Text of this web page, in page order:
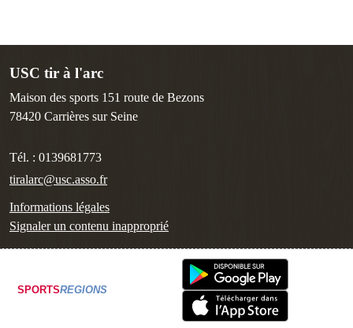
USC tir à l'arc
Maison des sports 151 route de Bezons
78420 Carrières sur Seine
Tél. : 0139681773
tiralarc@usc.asso.fr
Informations légales
Signaler un contenu inapproprié
SPORTSREGIONS